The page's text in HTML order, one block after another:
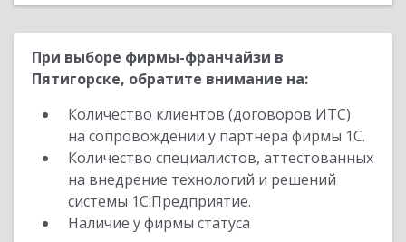
При выборе фирмы-франчайзи в
Пятигорске, обратите внимание на:
Количество клиентов (договоров ИТС)
на сопровождении у партнера фирмы 1С.
Количество специалистов, аттестованных
на внедрение технологий и решений
системы 1С:Предприятие.
Наличие у фирмы статуса